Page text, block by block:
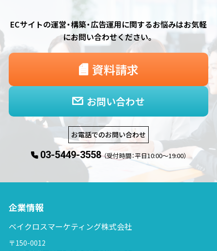
ECサイトの運営・構築・広告運用に関するお悩みはお気軽
にお問い合わせください。
お問い合わせ
資料請求
お電話でのお問い合わせ
03-5449-3558 （受付時間：平日10:00〜19:00）
企業情報
ベイクロスマーケティング株式会社
〒150-0012